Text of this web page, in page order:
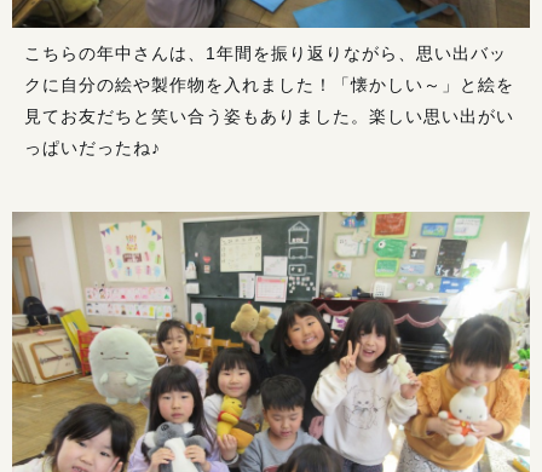
こちらの年中さんは、1年間を振り返りながら、思い出バッ
クに自分の絵や製作物を入れました！「懐かしい～」と絵を
見てお友だちと笑い合う姿もありました。楽しい思い出がい
っぱいだったね♪